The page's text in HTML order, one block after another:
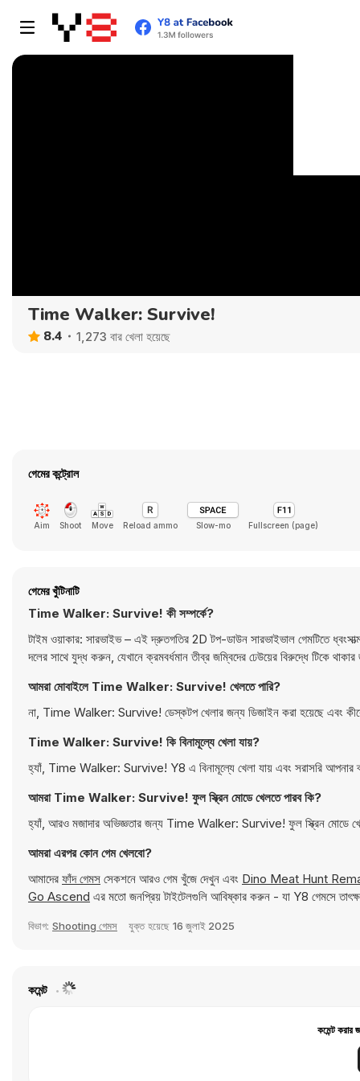
Time Walker: Survive!
8.4 1,273 বার খেলা হয়েছে
গেমের কন্ট্রোল
Aim Shoot Move Reload ammo Slow-mo Fullscreen (page)
গেমের খুঁটিনাটি
Time Walker: Survive! কী সম্পর্কে?
টাইম ওয়াকার: সারভাইভ – এই দ্রুতগতির 2D টপ-ডাউন সারভাইভাল গেমটিতে
দলের সাথে যুদ্ধ করুন, যেখানে ক্রমবর্ধমান তীব্র জম্বিদের ঢেউয়ের বিরুদ্ধে
আমরা মোবাইলে Time Walker: Survive! খেলতে পারি?
না, Time Walker: Survive! ডেস্কটপ খেলার জন্য ডিজাইন করা হয়েছে এবং
Time Walker: Survive! কি বিনামূল্যে খেলা যায়?
হ্যাঁ, Time Walker: Survive! Y8 এ বিনামূল্যে খেলা যায় এবং সরাসরি আপনার
আমরা Time Walker: Survive! ফুল স্ক্রিন মোডে খেলতে পারব কি?
হ্যাঁ, আরও মজাদার অভিজ্ঞতার জন্য Time Walker: Survive! ফুল স্ক্রিন মোডে
আমরা এরপর কোন গেম খেলবো?
আমাদের ফাঁদ গেমস সেকশনে আরও গেম খুঁজে দেখুন এবং Dino Meat Hunt
Go Ascend এর মতো জনপ্রিয় টাইটেলগুলি আবিষ্কার করুন - যা Y8 গেমসে
বিভাগ: Shooting গেমস যুক্ত হয়েছে 16 জুলাই 2025
কমেন্ট
কমেন্ট